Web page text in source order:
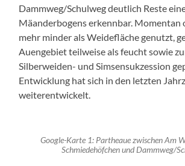
Dammweg/Schulweg deutlich Reste
Mäanderbogens erkennbar. Momentan
mehr minder als Weidefläche genutzt,
Auengebiet teilweise als feucht sowie
Silberweiden- und Simsensukzession
Entwicklung hat sich in den letzten
weiterentwickelt.
Google-Karte 1: Partheaue zwischen Am
Schmiedehöfchen und Dammweg/